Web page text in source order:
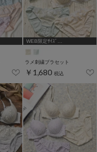
WEB限定ｻｲｽﾞ
ラメ刺繍ブラセット
￥1,680 税込